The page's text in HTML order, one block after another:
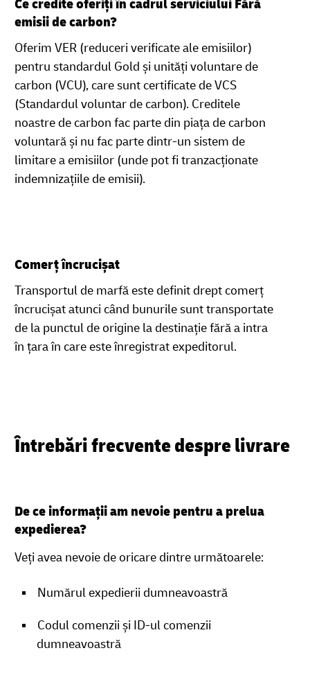
Ce credite oferiți în cadrul serviciului Fără
emisii de carbon?
Oferim VER (reduceri verificate ale emisiilor)
pentru standardul Gold și unități voluntare de
carbon (VCU), care sunt certificate de VCS
(Standardul voluntar de carbon). Creditele
noastre de carbon fac parte din piața de carbon
voluntară și nu fac parte dintr-un sistem de
limitare a emisiilor (unde pot fi tranzacționate
indemnizațiile de emisii).
Comerț încrucișat
Transportul de marfă este definit drept comerț
încrucișat atunci când bunurile sunt transportate
de la punctul de origine la destinație fără a intra
în țara în care este înregistrat expeditorul.
Întrebări frecvente despre livrare
De ce informații am nevoie pentru a prelua
expedierea?
Veți avea nevoie de oricare dintre următoarele:
Numărul expedierii dumneavoastră
Codul comenzii și ID-ul comenzii
dumneavoastră